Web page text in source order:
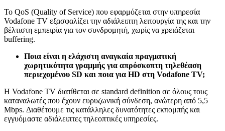
Το QoS (Quality of Service) που εφαρμόζεται στην υπηρεσία
Vodafone TV εξασφαλίζει την αδιάλειπτη λειτουργία της και την
βέλτιστη εμπειρία για τον συνδρομητή, χωρίς να χρειάζεται
buffering.
Ποια είναι η ελάχιστη αναγκαία πραγματική
χωρητικότητα γραμμής για απρόσκοπτη τηλεθέαση
περιεχομένου SD και ποια για HD στη Vodafone TV;
Η Vodafone TV διατίθεται σε standard definition σε όλους τους
καταναλωτές που έχουν ευρυζωνική σύνδεση, ανώτερη από 5,5
Mbps. Διαθέτουμε τις κατάλληλες δυνατότητες εκπομπής και
εγγυόμαστε αδιάλειπτες τηλεοπτικές υπηρεσίες.